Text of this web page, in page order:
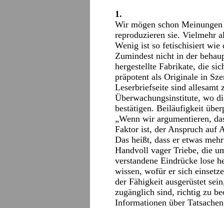
1.
Wir mögen schon
reproduzieren sie. Vielmehr
Wenig ist so fetischisiert wie
Zumindest nicht in der
hergestellte Fabrikate, die
präpotent als Originale in
Leserbriefseite sind allesamt
Überwachungsinstitute, wo
bestätigen. Beiläufigkeit
„Wenn wir argumentieren,
Faktor ist, der Anspruch auf
Das heißt, dass er etwas
Handvoll vager Triebe, die
verstandene Eindrücke lose
wissen, wofür er sich
der Fähigkeit ausgerüstet
zugänglich sind, richtig zu
Informationen über